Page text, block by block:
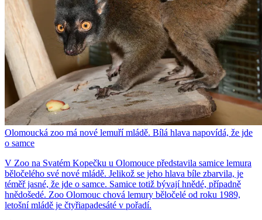
Olomoucká zoo má nové lemuří mládě. Bílá hlava napovídá, že jde
o samce
V Zoo na Svatém Kopečku u Olomouce představila samice lemura
běločelého své nové mládě. Jelikož se jeho hlava bíle zbarvila, je
téměř jasné, že jde o samce. Samice totiž bývají hnědé, případně
hnědošedé. Zoo Olomouc chová lemury běločelé od roku 1989,
letošní mládě je čtyřiapadesáté v pořadí.